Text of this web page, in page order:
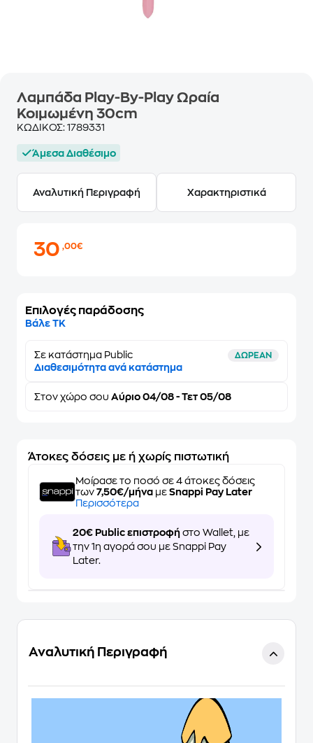
Λαμπάδα Play-By-Play Ωραία
Κοιμωμένη 30cm
ΚΩΔΙΚΟΣ: 1789331
Άμεσα Διαθέσιμο
Αναλυτική Περιγραφή Χαρακτηριστικά
30,00€
Επιλογές παράδοσης
Βάλε ΤΚ
Σε κατάστημα Public ΔΩΡΕΑΝ
Διαθεσιμότητα ανά κατάστημα
Στον χώρο σου Αύριο 04/08 - Τετ 05/08
Άτοκες δόσεις με ή χωρίς πιστωτική
Μοίρασε το ποσό σε 4 άτοκες δόσεις
των 7,50€/μήνα με Snappi Pay Later
Περισσότερα
20€ Public επιστροφή στο Wallet, με
την 1η αγορά σου με Snappi Pay
Later.
Αναλυτική Περιγραφή